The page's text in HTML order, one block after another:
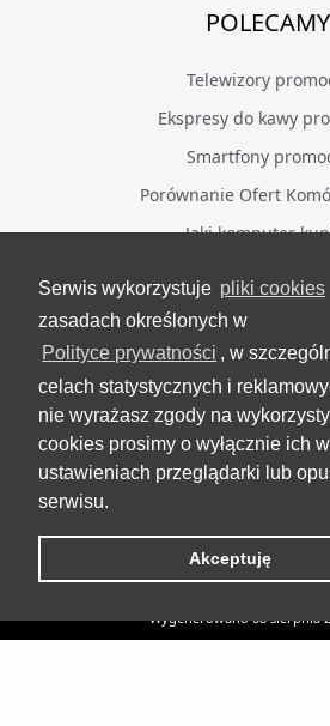
Serwis wykorzystuje pliki cookies
zasadach określonych w
Polityce prywatności , w
celach statystycznych i
nie wyrażasz zgody na
cookies prosimy o wyłącznie ich w
ustawieniach przeglądarki lub
serwisu.
Akceptuję
POLECAMY
Telewizory
Ekspresy do kawy
Smartfony
Porównanie Ofert
Jaki komputer
BĄDŹ NA
Facebook
Grupa Testerzy
YouTube
Twitter
VideoTesty.pl Wszelkie
Wygenerowano 08 sierpnia